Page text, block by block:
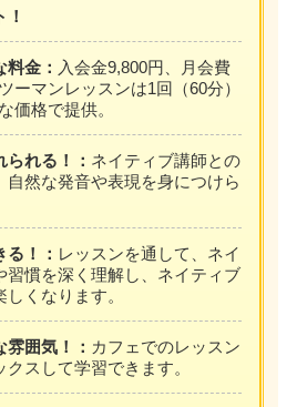
料金： 入会金9,800円、月会費
ーマンレッスンは1回（60分）
価格で提供。
れる！： ネイティブ講師との
自然な発音や表現を身につけら
！： レッスンを通して、ネイ
習慣を深く理解し、ネイティブ
くなります。
囲気！： カフェでのレッスン
スして学習できます。